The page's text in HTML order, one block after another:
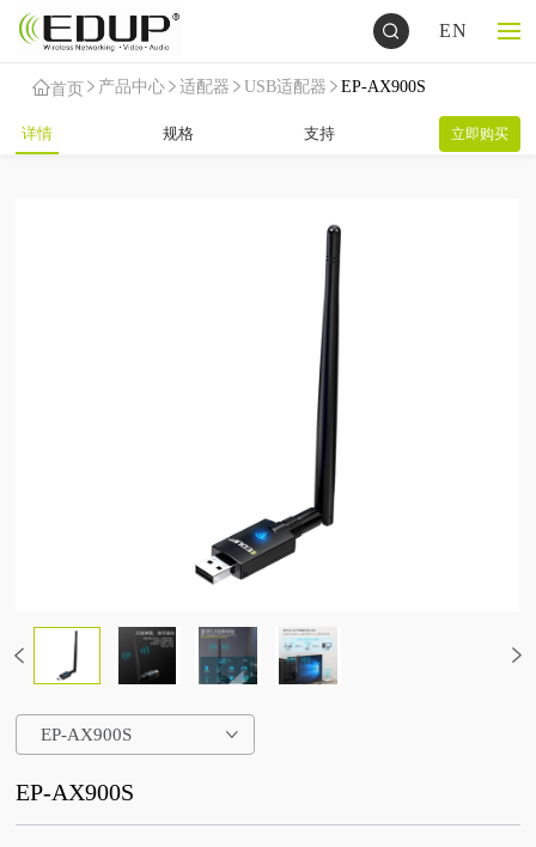
EN
首页 产品中心 适配器 USB适配器 EP-AX900S
详情 规格 支持 立即购买
EP-AX900S
EP-AX900S